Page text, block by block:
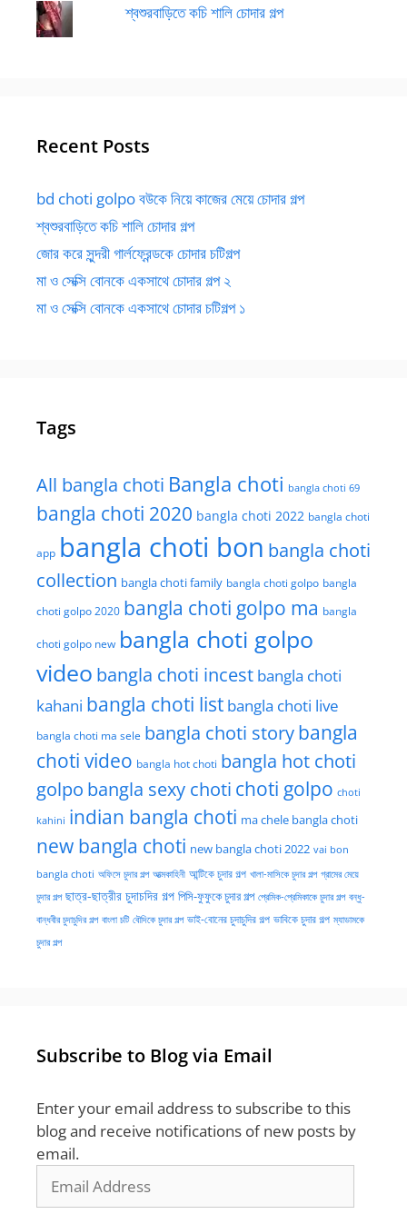
শ্বশুরবাড়িতে কচি শালি চোদার গল্প
Recent Posts
bd choti golpo বউকে নিয়ে কাজের মেয়ে চোদার গল্প
শ্বশুরবাড়িতে কচি শালি চোদার গল্প
জোর করে সুন্দরী গার্লফ্রেন্ডকে চোদার চটিগল্প
মা ও সেক্সি বোনকে একসাথে চোদার গল্প ২
মা ও সেক্সি বোনকে একসাথে চোদার চটিগল্প ১
Tags
All bangla choti Bangla choti bangla choti 69
bangla choti 2020 bangla choti 2022 bangla choti
app bangla choti bon bangla choti
collection bangla choti family bangla choti golpo bangla
choti golpo 2020 bangla choti golpo ma bangla
choti golpo new bangla choti golpo
video bangla choti incest bangla choti
kahani bangla choti list bangla choti live
bangla choti ma sele bangla choti storybangla
choti video bangla hot choti bangla hot choti
golpo bangla sexy choti choti golpo choti
kahini indian bangla choti ma chele bangla choti
new bangla choti new bangla choti 2022 vai bon
bangla choti অফিসে চুদার গল্প আত্মকাহিনী আন্টিকে চুদার গল্প খালা-মাসিকে চুদার গল্প গ্রামের মেয়ে
চুদার গল্প ছাত্র-ছাত্রীর চুদাচদির গল্প পিসি-ফুফুকে চুদার গল্প প্রেমিক-প্রেমিকাকে চুদার গল্প বন্ধু-
বান্ধবীর চুদাচুদির গল্প বাংলা চটি বৌদিকে চুদার গল্প ভাই-বোনের চুদাচুদির গল্প ভাবিকে চুদার গল্প ম্যাডামকে
চুদার গল্প
Subscribe to Blog via Email
Enter your email address to subscribe to this
blog and receive notifications of new posts by
email.
Address